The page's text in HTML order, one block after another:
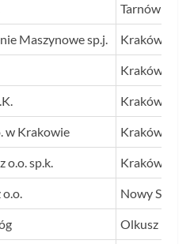
Tarnów
Maszynowe sp.j. Kraków
Kraków
Kraków
w Krakowie Kraków
o.o. sp.k. Kraków
Nowy Sącz
Olkusz